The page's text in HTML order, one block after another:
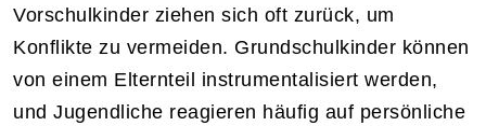
Vorschulkinder ziehen sich oft zurück, um
Konflikte zu vermeiden. Grundschulkinder können
von einem Elternteil instrumentalisiert werden,
und Jugendliche reagieren häufig auf persönliche